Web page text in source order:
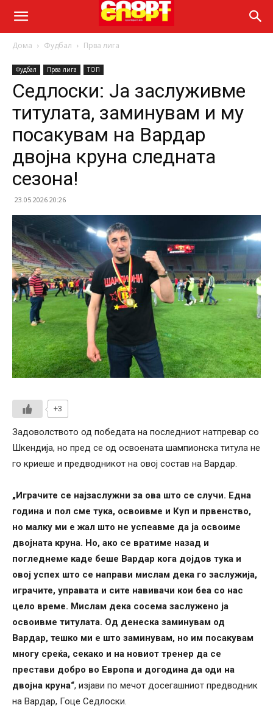
Дома Фудбал Прва лига
Фудбал Прва лига ТОП
Седлоски: Ја заслуживме
титулата, заминувам и му
посакувам на Вардар
двојна круна следната
сезона!
23.05.2026 20:26
+3
Задоволството од победата на последниот натпревар со
Шкендија, но пред се од освоената шампионска титула не
го криеше и предводникот на овој состав на Вардар.
„Играчите се најзаслужни за ова што се случи. Една
година и пол сме тука, освоивме и Куп и првенство,
но малку ми е жал што не успеавме да ја освоиме
двојната круна. Но, ако се вратиме назад и
погледнеме каде беше Вардар кога дојдов тука и
овој успех што се направи мислам дека го заслужија,
играчите, управата и сите навивачи кои беа со нас
цело време. Мислам дека сосема заслужено ја
освоивме титулата. Од денеска заминувам од
Вардар, тешко ми е што заминувам, но им посакувам
многу среќа, секако и на новиот тренер да се
престави добро во Европа и догодина да оди на
двојна круна“, изјави по мечот досегашниот предводник
на Вардар, Гоце Седлоски.